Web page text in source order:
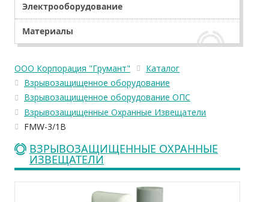
Электрооборудование
Материалы
ООО Корпорация "Грумант"
Каталог
Взрывозащищенное оборудование
Взрывозащищенное оборудование ОПС
Взрывозащищенные Охранные Извещатели
FMW-3/1В
ВЗРЫВОЗАЩИЩЕННЫЕ ОХРАННЫЕ
ИЗВЕЩАТЕЛИ